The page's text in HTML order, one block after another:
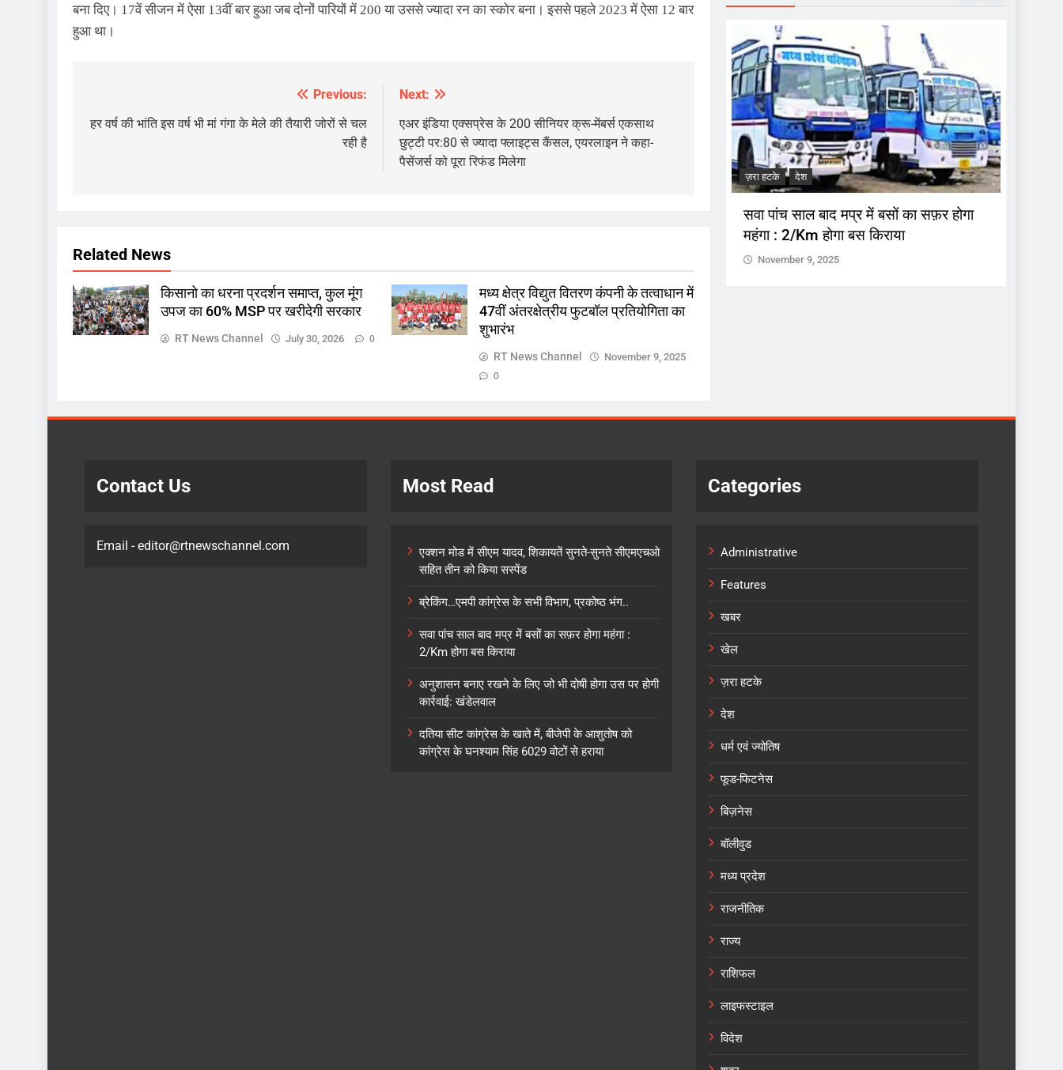
बना दिए। 17वें सीजन में ऐसा 13वीं बार हुआ जब दोनों पारियों में 200 या उससे ज्यादा रन का स्कोर बना। इससे पहले 2023 में ऐसा 12 बार
हुआ था।
navigation
Previous:
हर वर्ष की भांति इस वर्ष भी मां गंगा के मेले की तैयारी जोरों से चल
रही है
Next:
एअर इंडिया एक्सप्रेस के 200 सीनियर क्रू-मेंबर्स एकसाथ
छुट्टी पर:80 से ज्यादा फ्लाइट्स कैंसल, एयरलाइन ने कहा-
पैसेंजर्स को पूरा रिफंड मिलेगा
Related News
किसानो का धरना प्रदर्शन समाप्त, कुल मूंग
उपज का 60% MSP पर खरीदेगी सरकार
RT News Channel July 30, 2026 0
मध्य क्षेत्र विद्युत वितरण कंपनी के तत्वाधान में
47वीं अंतरक्षेत्रीय फुटबॉल प्रतियोगिता का
शुभारंभ
RT News Channel November 9, 2025
0
ज़रा हटके देश
सवा पांच साल बाद मप्र में बसों का सफ़र होगा
महंगा : 2/Km होगा बस किराया
November 9, 2025
Contact Us
Email - editor@rtnewschannel.com
Most Read
एक्शन मोड में सीएम यादव, शिकायतें सुनते-सुनते सीएमएचओ
सहित तीन को किया सस्पेंड
ब्रेकिंग…एमपी कांग्रेस के सभी विभाग, प्रकोष्ठ भंग..
सवा पांच साल बाद मप्र में बसों का सफ़र होगा महंगा :
2/Km होगा बस किराया
अनुशासन बनाए रखने के लिए जो भी दोषी होगा उस पर होगी
कार्रवाई: खंडेलवाल
दतिया सीट कांग्रेस के खाते में, बीजेपी के आशुतोष को
कांग्रेस के घनश्याम सिंह 6029 वोटों से हराया
Categories
Administrative
Features
खबर
खेल
ज़रा हटके
देश
धर्म एवं ज्योतिष
फूड-फिटनेस
बिज़नेस
बॉलीवुड
मध्य प्रदेश
राजनीतिक
राज्य
राशिफल
लाइफस्टाइल
विदेश